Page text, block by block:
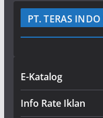
PT. TERAS
E-Katalog
Info Rate Iklan